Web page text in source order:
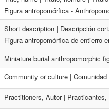
Figura antropomórfica -
Short description | Descripción
Figura antropomórfica de entierro
Miniature burial anthropomorphic
Community or culture |
Practitioners, Autor |